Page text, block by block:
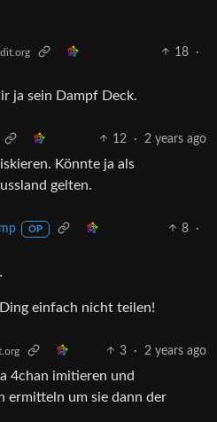
18
·
ja sein Dampf Deck.
12 · 2 years ago
Könnte ja als
gelten.
OP 8
·
einfach nicht teilen!
3 · 2 years ago
4chan imitieren und
ermitteln um sie dann der